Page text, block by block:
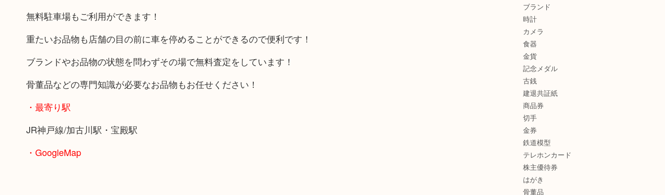
無料駐車場もご利用ができます！
重たいお品物も店舗の目の前に車を停めることができるので便利です！
ブランドやお品物の状態を問わずその場で無料査定をしています！
骨董品などの専門知識が必要なお品物もお任せください！
・最寄り駅
JR神戸線/加古川駅・宝殿駅
・GoogleMap
ブランド
時計
カメラ
食器
金貨
記念メダル
古銭
建退共証紙
商品券
切手
金券
鉄道模型
テレホンカード
株主優待券
はがき
骨董品